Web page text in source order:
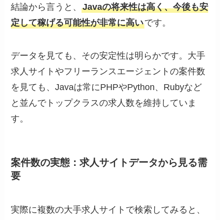
結論から言うと、Javaの将来性は高く、今後も安
定して稼げる可能性が非常に高いです。
データを見ても、その安定性は明らかです。大手
求人サイトやフリーランスエージェントの案件数
を見ても、Javaは常にPHPやPython、Rubyなど
と並んでトップクラスの求人数を維持していま
す。
案件数の実態：求人サイトデータから見る需
要
実際に複数の大手求人サイトで検索してみると、